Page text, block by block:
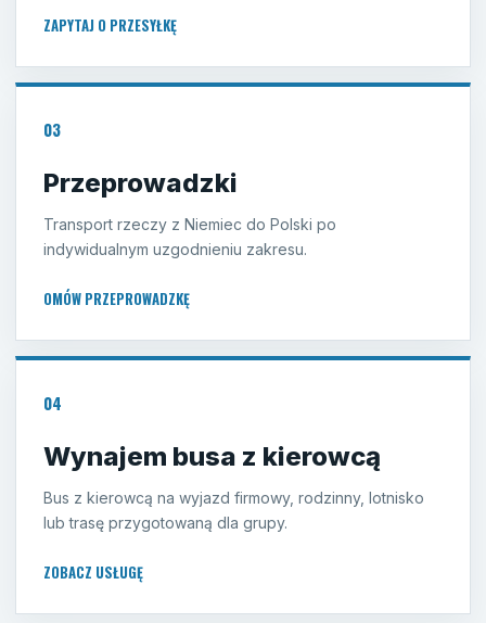
ZAPYTAJ O PRZESYŁKĘ
03
Przeprowadzki
Transport rzeczy z Niemiec do Polski po
indywidualnym uzgodnieniu zakresu.
OMÓW PRZEPROWADZKĘ
04
Wynajem busa z kierowcą
Bus z kierowcą na wyjazd firmowy, rodzinny, lotnisko
lub trasę przygotowaną dla grupy.
ZOBACZ USŁUGĘ